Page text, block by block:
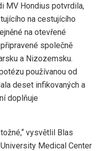
MV Hondius potvrdila,
na cestujícího
na otevřené
společně
a Nizozemsku.
používanou od
deset infikovaných a
doplňuje
vysvětlil Blas
Medical Center